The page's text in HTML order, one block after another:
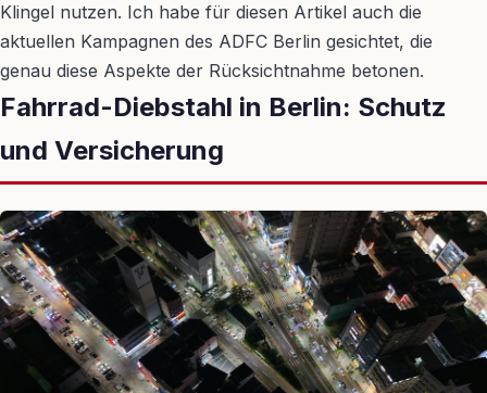
Klingel nutzen. Ich habe für diesen Artikel auch die
aktuellen Kampagnen des ADFC Berlin gesichtet, die
genau diese Aspekte der Rücksichtnahme betonen.
Fahrrad-Diebstahl in Berlin: Schutz
und Versicherung